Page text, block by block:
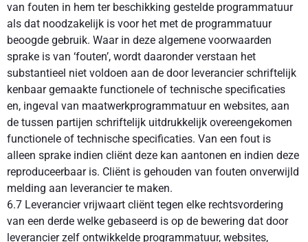
van fouten in hem ter beschikking gestelde programmatuur
als dat noodzakelijk is voor het met de programmatuur
beoogde gebruik. Waar in deze algemene voorwaarden
sprake is van ‘fouten’, wordt daaronder verstaan het
substantieel niet voldoen aan de door leverancier schriftelijk
kenbaar gemaakte functionele of technische specificaties
en, ingeval van maatwerkprogrammatuur en websites, aan
de tussen partijen schriftelijk uitdrukkelijk overeengekomen
functionele of technische specificaties. Van een fout is
alleen sprake indien cliënt deze kan aantonen en indien deze
reproduceerbaar is. Cliënt is gehouden van fouten onverwijld
melding aan leverancier te maken.
6.7 Leverancier vrijwaart cliënt tegen elke rechtsvordering
van een derde welke gebaseerd is op de bewering dat door
leverancier zelf ontwikkelde programmatuur, websites,